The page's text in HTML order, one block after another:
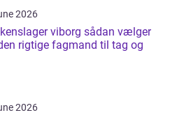
2026
viborg sådan vælger
rigtige fagmand til tag og
2026